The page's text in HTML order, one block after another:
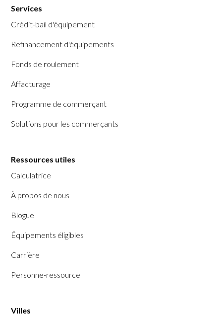
Services
Crédit-bail d'équipement
Refinancement d'équipements
Fonds de roulement
Affacturage
Programme de commerçant
Solutions pour les commerçants
Ressources utiles
Calculatrice
À propos de nous
Blogue
Équipements éligibles
Carrière
Personne-ressource
Villes